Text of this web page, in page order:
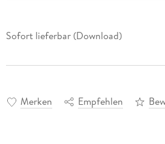
Sofort lieferbar (Download)
Merken Empfehlen